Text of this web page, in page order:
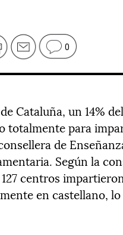
0
Cataluña, un 14%
totalmente para
de
Según la
centros
en castellano,